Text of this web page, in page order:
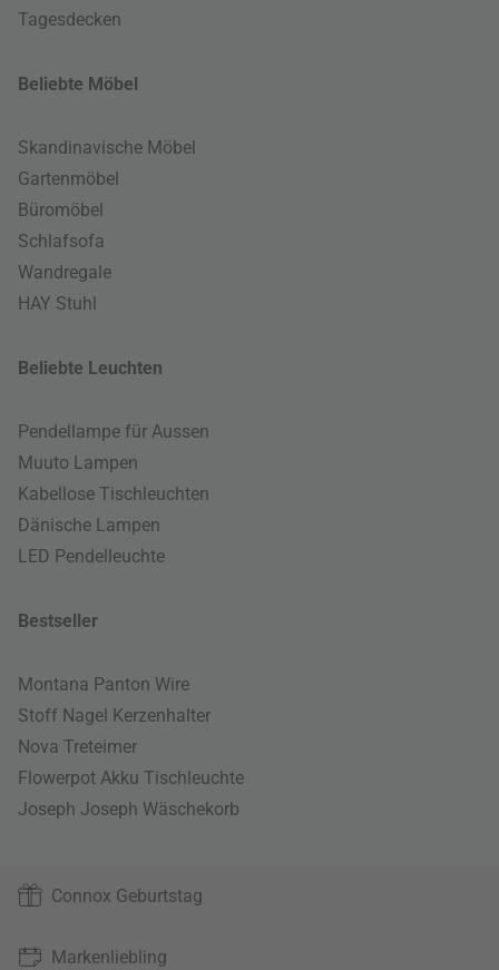
Tagesdecken
Beliebte Möbel
Skandinavische Möbel
Gartenmöbel
Büromöbel
Schlafsofa
Wandregale
HAY Stuhl
Beliebte Leuchten
Pendellampe für Aussen
Muuto Lampen
Kabellose Tischleuchten
Dänische Lampen
LED Pendelleuchte
Bestseller
Montana Panton Wire
Stoff Nagel Kerzenhalter
Nova Treteimer
Flowerpot Akku Tischleuchte
Joseph Joseph Wäschekorb
Connox Geburtstag
Markenliebling